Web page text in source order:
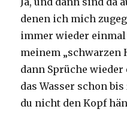
denen ich mich
immer wieder
meinem „schwarzen
dann Sprüche wieder
das Wasser schon
du nicht den Kopf